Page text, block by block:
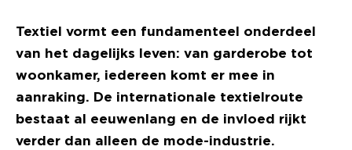
Textiel vormt een fundamenteel onderdeel
van het dagelijks leven: van garderobe tot
woonkamer, iedereen komt er mee in
aanraking. De internationale textielroute
bestaat al eeuwenlang en de invloed rijkt
verder dan alleen de mode-industrie.